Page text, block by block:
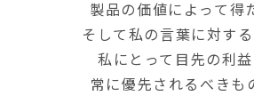
製品の価値によって得
そして私の言葉に対する
私にとって目先の利
常に優先されるべきも